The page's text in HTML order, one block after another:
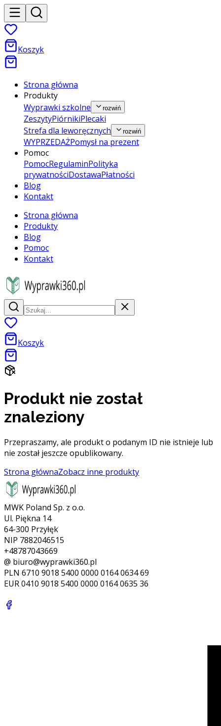
Koszyk
Strona główna
Produkty
Wyprawki szkolne
rozwiń
ZeszytyPiórnikiPlecaki
Strefa dla leworęcznych
rozwiń
WYPRZEDAŻPomysł na prezent
Pomoc
PomocRegulaminPolityka
prywatnościDostawaPłatności
Blog
Kontakt
Strona główna
Produkty
Blog
Pomoc
Kontakt
Koszyk
Produkt nie został
znaleziony
Przepraszamy, ale produkt o podanym ID nie istnieje lub
nie został jeszcze opublikowany.
Strona głównaZobacz inne produkty
MWK Poland Sp. z o.o.
Ul. Piękna 14
64-300 Przyłęk
NIP 7882046515
+48787043669
@ biuro@wyprawki360.pl
PLN 6710 9018 5400 0000 0164 0634 69
EUR0410 9018 5400 0000 0164 0635 36